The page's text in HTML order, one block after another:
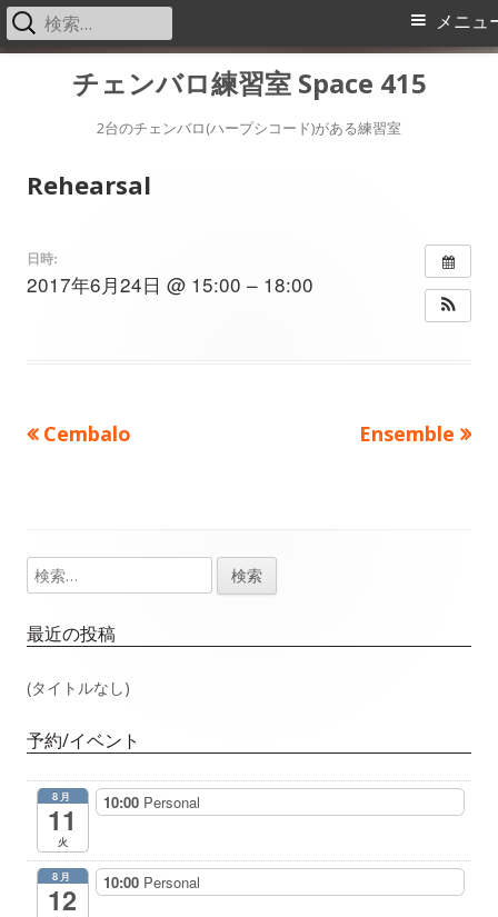
チェンバロ練習室 Space 415
2台のチェンバロ(ハープシコード)がある練習室
メ
メニュ
検
索:
Rehearsal
日時:
2017年6月24日 @ 15:00 – 18:00
投
ビ
ゲ
ー
シ
ョ
ン
前
Cembalo
次
Ensemble
メ
イ
ン
ド
バ
検
索:
最近の投稿
(タイトルなし)
予約/イベント
8月
11
火
10:00 Personal
8月
12
10:00 Personal